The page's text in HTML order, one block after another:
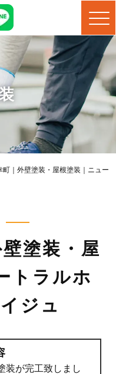
町｜外壁塗装・屋根塗装｜ニュー
塗装・屋
トラルホ
ジュ
装が完工致しまし